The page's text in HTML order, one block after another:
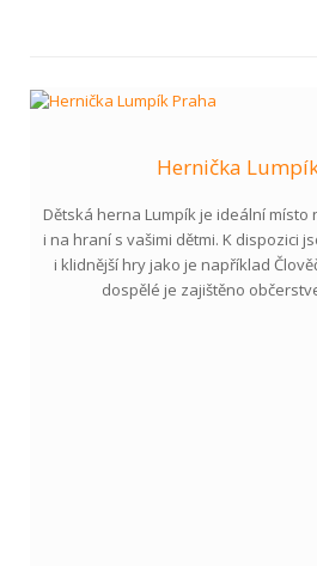
Hernička
Dětská herna Lumpík je ideální místo
i na hraní s vašimi dětmi. K dispozici
i klidnější hry jako je například
dospělé je zajištěno